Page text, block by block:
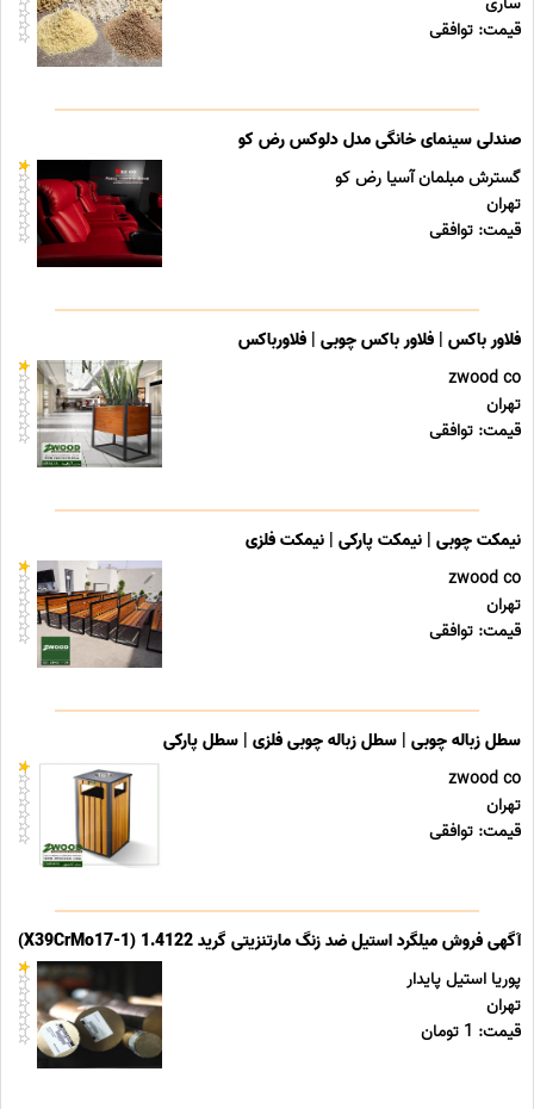
قیمت: توافقی
صندلی سینمای خانگی مدل دلوکس رض کو
گسترش مبلمان آسیا رض کو
تهران
قیمت: توافقی
فلاور باکس | فلاور باکس چوبی | فلاورباکس
zwood co
تهران
قیمت: توافقی
نیمکت چوبی | نیمکت پارکی | نیمکت فلزی
zwood co
تهران
قیمت: توافقی
سطل زباله چوبی | سطل زباله چوبی فلزی | سطل پارکی
zwood co
تهران
قیمت: توافقی
آگهی فروش میلگرد استیل ضد زنگ مارتنزیتی گرید 1.4122 (X39CrMo17-1)
پوریا استیل پایدار
تهران
قیمت: 1 تومان